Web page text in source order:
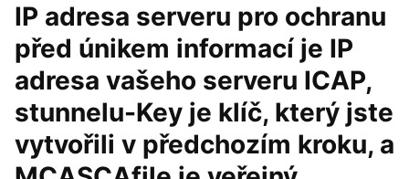
IP adresa serveru pro ochranu
před únikem informací je IP
adresa vašeho serveru ICAP,
stunnelu-Key je klíč, který jste
vytvořili v předchozím kroku, a